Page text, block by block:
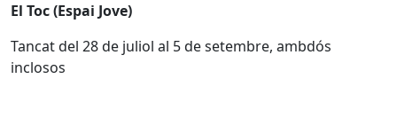
El Toc (Espai Jove)
Tancat del 28 de juliol al 5 de setembre, ambdós
inclosos